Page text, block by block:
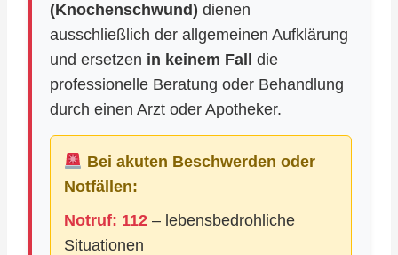
(Knochenschwund) dienen
ausschließlich der allgemeinen Aufklärung
und ersetzen in keinem Fall
die
professionelle Beratung oder Behandlung
durch einen Arzt oder Apotheker.
Bei akuten Beschwerden oder
Notfällen:
Notruf: 112 – lebensbedrohliche
Situationen